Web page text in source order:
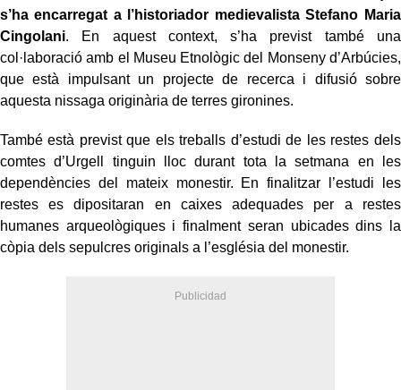
s’ha encarregat a l’historiador medievalista Stefano Maria
Cingolani. En aquest context, s’ha previst també una
col·laboració amb el Museu Etnològic del Monseny d’Arbúcies,
que està impulsant un projecte de recerca i difusió sobre
aquesta nissaga originària de terres gironines.
També està previst que els treballs d’estudi de les restes dels
comtes d’Urgell tinguin lloc durant tota la setmana en les
dependències del mateix monestir. En finalitzar l’estudi les
restes es dipositaran en caixes adequades per a restes
humanes arqueològiques i finalment seran ubicades dins la
còpia dels sepulcres originals a l’església del monestir.